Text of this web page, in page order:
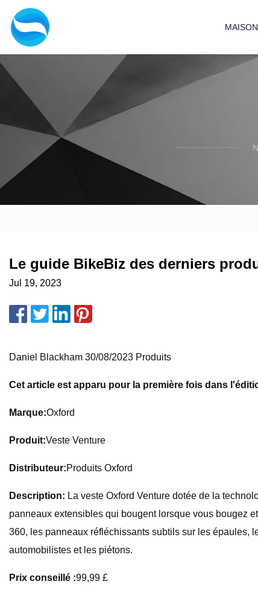
MAISON
Le guide BikeBiz des derniers
Jul 19, 2023
Daniel Blackham 30/08/2023 Produits
Cet article est apparu pour la première fois dans
Marque:Oxford
Produit:Veste Venture
Distributeur:Produits Oxford
Description: La veste Oxford Venture dotée de la
panneaux extensibles qui bougent lorsque vous bougez
360, les panneaux réfléchissants subtils sur les épaules,
automobilistes et les piétons.
Prix ​​conseillé :99,99 £